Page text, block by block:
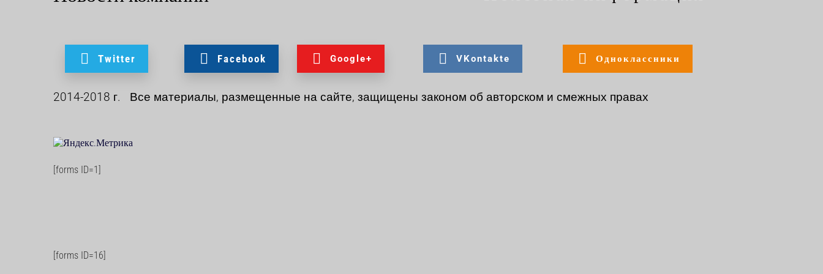
Twitter Facebook Google+ VKontakte Одноклассники
2014-2018 г. Все материалы, размещенные на сайте, защищены законом об авторском и смежных правах
[forms ID=1]
[forms ID=16]